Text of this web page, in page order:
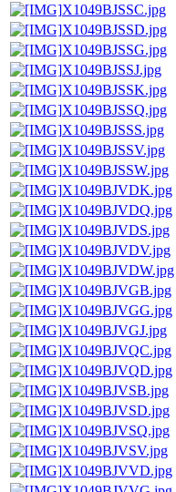
X1049BJSSC.jpg
X1049BJSSD.jpg
X1049BJSSG.jpg
X1049BJSSJ.jpg
X1049BJSSK.jpg
X1049BJSSQ.jpg
X1049BJSSS.jpg
X1049BJSSV.jpg
X1049BJSSW.jpg
X1049BJVDK.jpg
X1049BJVDQ.jpg
X1049BJVDS.jpg
X1049BJVDV.jpg
X1049BJVDW.jpg
X1049BJVGB.jpg
X1049BJVGG.jpg
X1049BJVGJ.jpg
X1049BJVQC.jpg
X1049BJVQD.jpg
X1049BJVSB.jpg
X1049BJVSD.jpg
X1049BJVSQ.jpg
X1049BJVSV.jpg
X1049BJVVD.jpg